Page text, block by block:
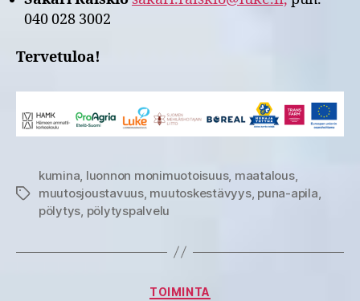
040 028 3002
Tervetuloa!
Avainsanat
kumina luonnon monimuotoisuus, maatalous,
muutosjoustavuus, muutoskestävyys, puna-apila
pölytys pölytyspalvelu
Kategoriat
TOIMINTA